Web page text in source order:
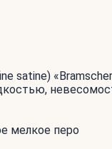
satine)
мелкое перо